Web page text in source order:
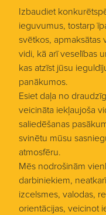
Izbaudiet
ieguvumus, tostarp
svētkos, apmaksātas
vidi, kā arī veselības
kas atzīst jūsu
panākumos.
Esiet daļa no
veicināta iekļaujoša
saliedēšanas
svinētu mūsu
atmosfēru.
Mēs nodrošinām
darbiniekiem,
izcelsmes, valodas,
orientācijas, veicinot